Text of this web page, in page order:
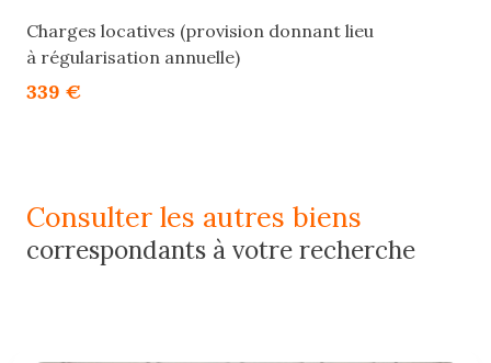
Charges locatives (provision donnant lieu
à régularisation annuelle)
339 €
consulter les autres biens
correspondants à votre recherche